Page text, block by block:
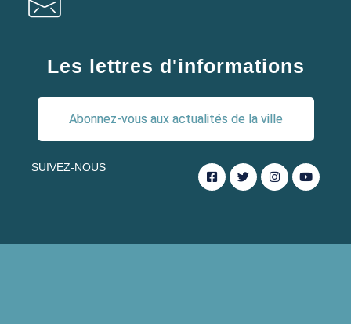
Les lettres d'informations
Abonnez-vous aux actualités de la ville
SUIVEZ-NOUS